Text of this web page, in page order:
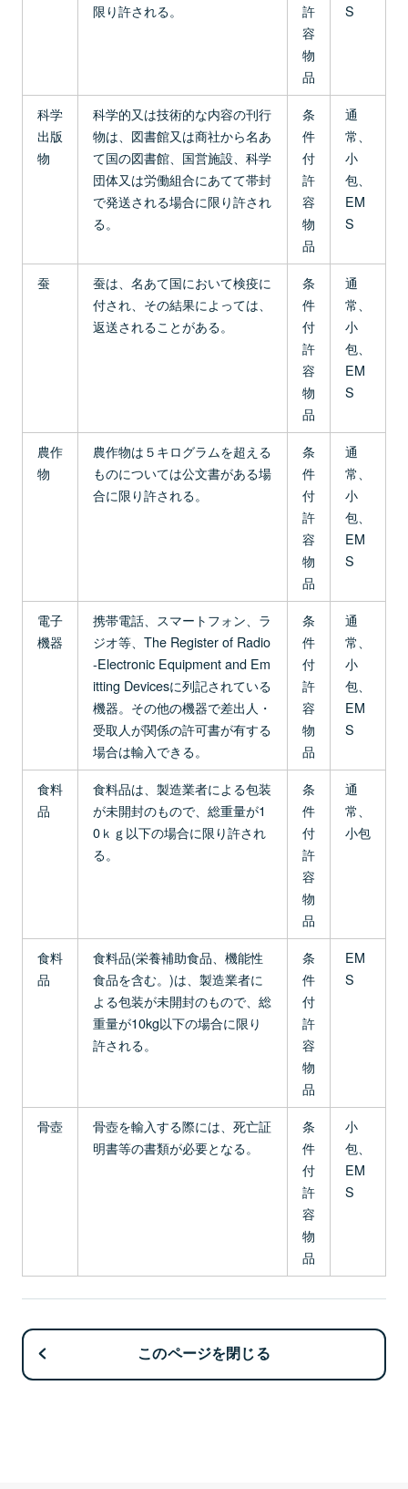
限り許される。
許
容
物
品
S
科学
出版
物
科学的又は技術的な内容の刊行
物は、図書館又は商社から名あ
て国の図書館、国営施設、科学
団体又は労働組合にあてて帯封
で発送される場合に限り許され
る。
条
件
付
許
容
物
品
通
常、
小
包、
EM
S
蚕
蚕は、名あて国において検疫に
付され、その結果によっては、
返送されることがある。
条
件
付
許
容
物
品
通
常、
小
包、
EM
S
農作
物
農作物は５キログラムを超える
ものについては公文書がある場
合に限り許される。
条
件
付
許
容
物
品
通
常、
小
包、
EM
S
電子
機器
携帯電話、スマートフォン、ラ
ジオ等、The Register of Radio
-Electronic Equipment and Em
itting Devicesに列記されている
機器。その他の機器で差出人・
受取人が関係の許可書が有する
場合は輸入できる。
条
件
付
許
容
物
品
通
常、
小
包、
EM
S
食料
品
食料品は、製造業者による包装
が未開封のもので、総重量が1
0ｋｇ以下の場合に限り許され
る。
条
件
付
許
容
物
品
通
常、
小包
食料
品
食料品(栄養補助食品、機能性
食品を含む。)は、製造業者に
よる包装が未開封のもので、総
重量が10kg以下の場合に限り
許される。
条
件
付
許
容
物
品
EM
S
骨壺
骨壺を輸入する際には、死亡証
明書等の書類が必要となる。
条
件
付
許
容
物
品
小
包、
EM
S
このページを閉じる